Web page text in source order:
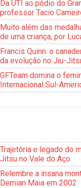
Da UTI ao pódio do
professor Tacio
Muito além das
de uma criança, por
Francis Quinn: o
da evolução no Jiu-
GFTeam domina o
Internacional Sul-
Trajetória e legado do
Jitsu no Vale do Aço
Relembre a insana
Demian Maia em 2002